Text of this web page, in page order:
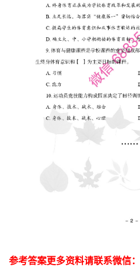
参考答案更多资料请联系微信：